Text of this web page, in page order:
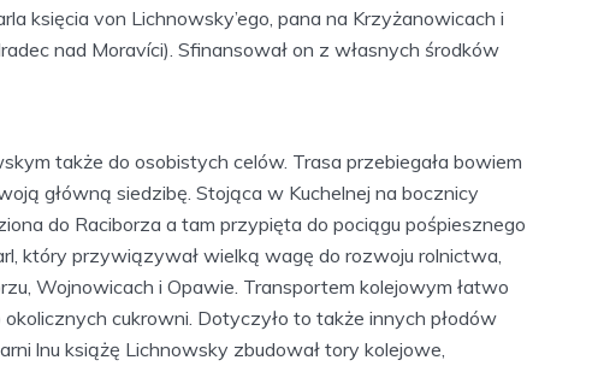
księcia von Lichnowsky’ego, pana na Krzyżanowicach i
nad Moravíci). Sfinansował on z własnych środków
także do osobistych celów. Trasa przebiegała bowiem
główną siedzibę. Stojąca w Kuchelnej na bocznicy
do Raciborza a tam przypięta do pociągu pośpiesznego
który przywiązywał wielką wagę do rozwoju rolnictwa,
Wojnowicach i Opawie. Transportem kolejowym łatwo
cukrowni. Dotyczyło to także innych płodów
lnu książę Lichnowsky zbudował tory kolejowe,